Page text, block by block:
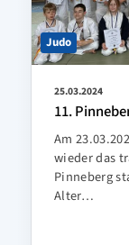
Judo
25.03.2024
11.
Am
wieder das
Pinneberg
Alter…